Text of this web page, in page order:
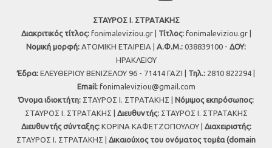
ΣΤΑΥΡΟΣ Ι. ΣΤΡΑΤΑΚΗΣ
Διακριτικός τίτλος:fonimaleviziou.gr | Τίτλος:fonimaleviziou.gr |
Νομική μορφή: ΑΤΟΜΙΚΗ ΕΤΑΙΡΕΙΑ | Α.Φ.Μ.: 038839100 - ΔΟΥ:
ΗΡΑΚΛΕΙΟΥ
Έδρα: ΕΛΕΥΘΕΡΙΟΥ ΒΕΝΙΖΕΛΟΥ 96 - 71414 ΓΑΖΙ | Τηλ.: 2810 822294 |
Εmail: fonimaleviziou@gmail.com
Όνομα ιδιοκτήτη: ΣΤΑΥΡΟΣ Ι. ΣΤΡΑΤΑΚΗΣ | Νόμιμος εκπρόσωπος:
ΣΤΑΥΡΟΣ Ι. ΣΤΡΑΤΑΚΗΣ | Διευθυντής:ΣΤΑΥΡΟΣ Ι. ΣΤΡΑΤΑΚΗΣ
Διευθυντής σύνταξης:ΚΟΡΙΝΑ ΚΑΦΕΤΖΟΠΟΥΛΟΥ | Διαχειριστής:
ΣΤΑΥΡΟΣ Ι. ΣΤΡΑΤΑΚΗΣ | Δικαιούχος του ονόματος τομέα (domain